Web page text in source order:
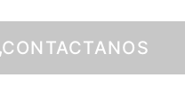
CONTACTANOS